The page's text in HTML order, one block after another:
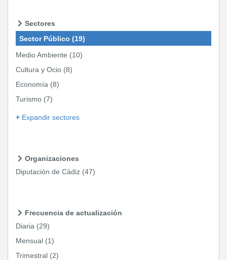
Sectores
Sector Público (19)
Medio Ambiente (10)
Cultura y Ocio (8)
Economía (8)
Turismo (7)
Expandir sectores
Organizaciones
Diputación de Cádiz (47)
Frecuencia de actualización
Diaria (29)
Mensual (1)
Trimestral (2)